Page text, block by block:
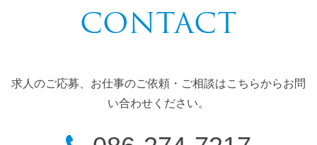
CONTACT
求人のご応募、お仕事のご依頼・ご相談はこちらからお問
い合わせください。